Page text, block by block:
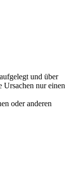
und über
Ursachen nur einen
oder anderen